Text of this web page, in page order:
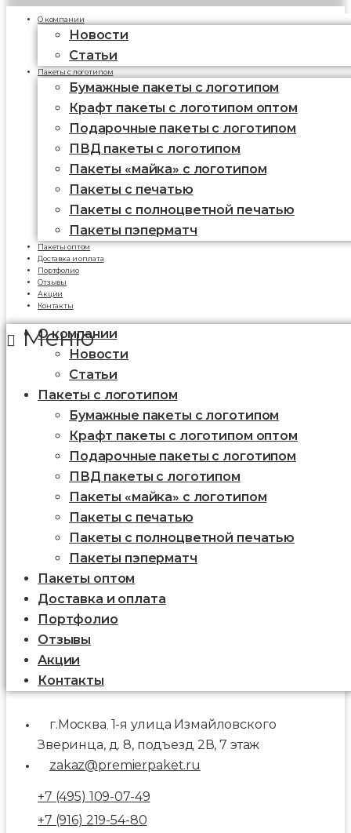
О компании
Новости
Статьи
Пакеты с логотипом
Бумажные пакеты с логотипом
Крафт пакеты с логотипом оптом
Подарочные пакеты с логотипом
ПВД пакеты с логотипом
Пакеты «майка» с логотипом
Пакеты c печатью
Пакеты с полноцветной печатью
Пакеты пэперматч
Пакеты оптом
Доставка и оплата
Портфолио
Отзывы
Акции
Контакты
Меню
О компании
Новости
Статьи
Пакеты с логотипом
Бумажные пакеты с логотипом
Крафт пакеты с логотипом оптом
Подарочные пакеты с логотипом
ПВД пакеты с логотипом
Пакеты «майка» с логотипом
Пакеты c печатью
Пакеты с полноцветной печатью
Пакеты пэперматч
Пакеты оптом
Доставка и оплата
Портфолио
Отзывы
Акции
Контакты
г.Москва 1-я улица Измайловского
Зверинца, д. 8, подъезд 2В, 7 этаж
zakaz@premierpaket.ru
+7 (495) 109-07-49
+7 (916) 219-54-80